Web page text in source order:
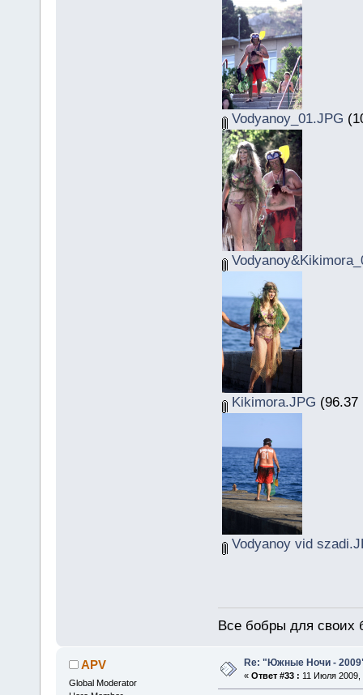
Vodyanoy_01.JPG
Kikimora.JPG (96.37
Vodyanoy vid
Все бобры для своих
APV
Global Moderator
Re: "Южные Ночи -
« Ответ #33 : 11 Июля 2009,